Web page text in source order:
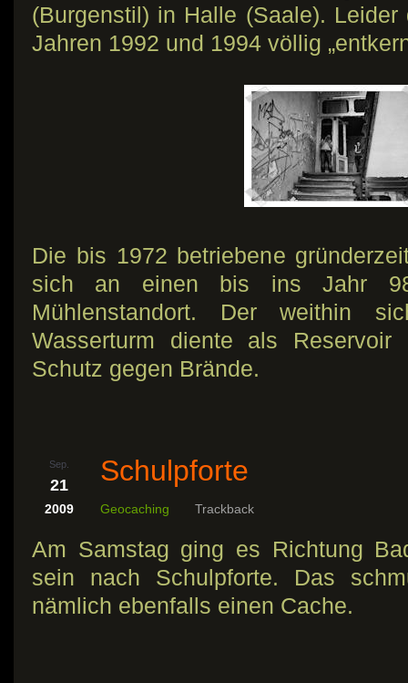
(Burgenstil) in Halle (Saale).
Jahren 1992 und 1994 völlig
Die bis 1972 betriebene
sich an einen bis ins Jahr 987
Mühlenstandort. Der weithin
Wasserturm diente als Reservoir
Schutz gegen Brände.
Sep.
21
2009
Schulpforte
Geocaching Trackback
Am Samstag ging es Richtung
sein nach Schulpforte. Das
nämlich ebenfalls einen Cache.